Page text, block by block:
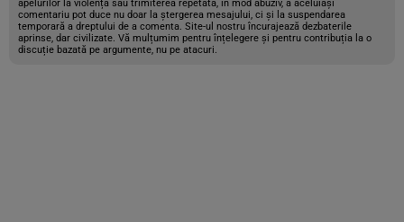
apelurilor la violență sau trimiterea repetată, în mod abuziv, a aceluiași
comentariu pot duce nu doar la ștergerea mesajului, ci și la suspendarea
temporară a dreptului de a comenta. Site-ul nostru încurajează dezbaterile
aprinse, dar civilizate. Vă mulțumim pentru înțelegere și pentru contribuția la o
discuție bazată pe argumente, nu pe atacuri.